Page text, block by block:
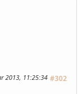
#302
2013, 11:25:34